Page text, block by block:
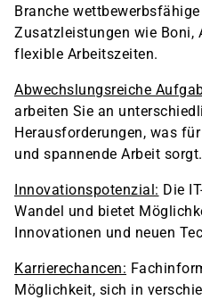
Branche
Zusatzleistungen wie Boni,
flexible Arbeitszeiten.
Abwechslungsreiche
arbeiten Sie an
Herausforderungen, was
und spannende Arbeit sorgt.
Innovationspotenzial: Die
Wandel und bietet
Innovationen und neuen
Karrierechancen:
Möglichkeit, sich in